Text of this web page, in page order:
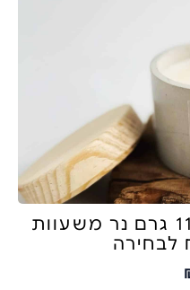
נר ריחני דגם ברי | 110 גרם נר משעוות
לבחירה